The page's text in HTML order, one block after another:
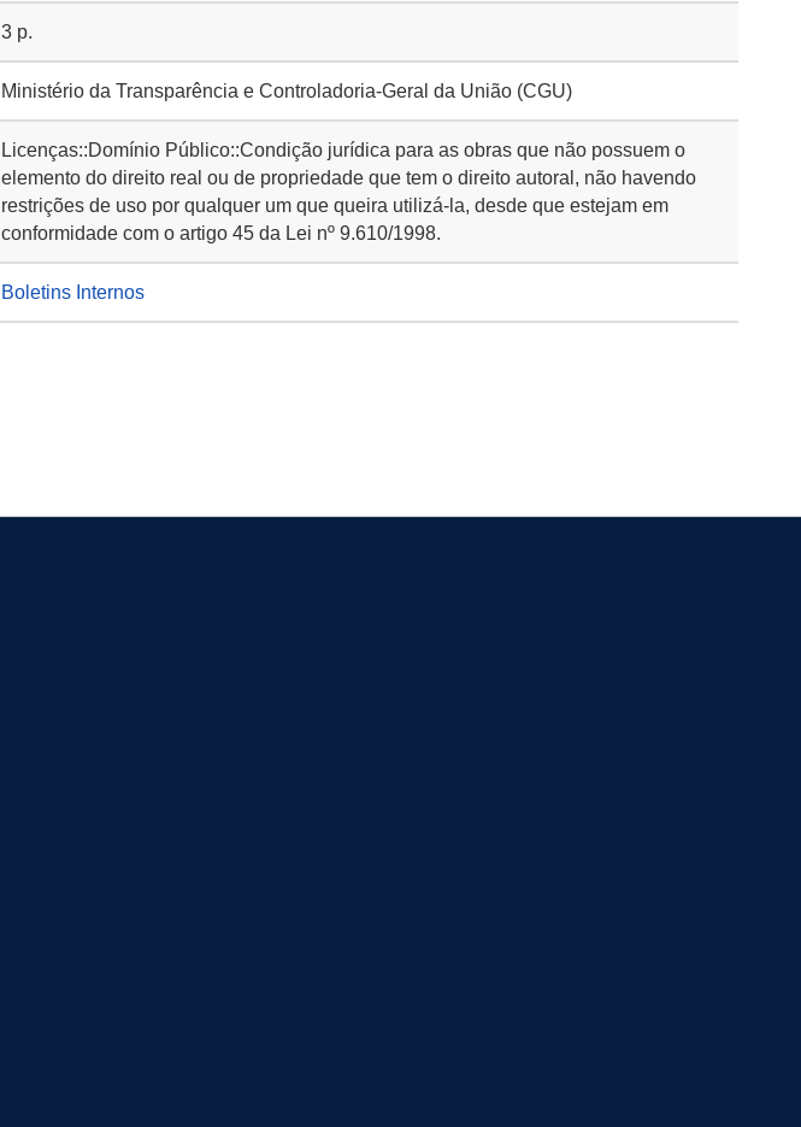
3 p.
Ministério da Transparência e Controladoria-Geral da União (CGU)
Licenças::Domínio Público::Condição jurídica para as obras que não possuem o
elemento do direito real ou de propriedade que tem o direito autoral, não havendo
restrições de uso por qualquer um que queira utilizá-la, desde que estejam em
conformidade com o artigo 45 da Lei nº 9.610/1998.
Boletins Internos